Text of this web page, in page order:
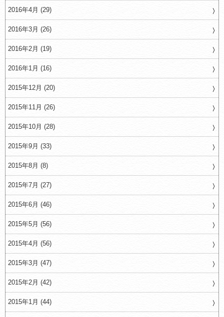
2016年4月 (29)
2016年3月 (26)
2016年2月 (19)
2016年1月 (16)
2015年12月 (20)
2015年11月 (26)
2015年10月 (28)
2015年9月 (33)
2015年8月 (8)
2015年7月 (27)
2015年6月 (46)
2015年5月 (56)
2015年4月 (56)
2015年3月 (47)
2015年2月 (42)
2015年1月 (44)